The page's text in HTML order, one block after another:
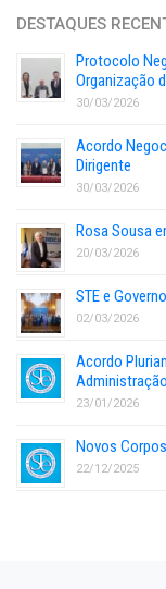
DESTAQUES
Protocolo
Organização
30/03/2026
Acordo
Dirigente
30/03/2026
Rosa Sousa
20/03/2026
STE e
02/03/2026
Acordo
23/01/2026
Novos
22/12/2025